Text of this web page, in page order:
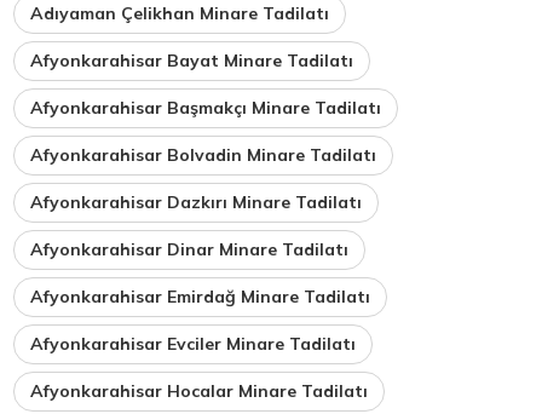
Adıyaman Çelikhan Minare Tadilatı
Afyonkarahisar Bayat Minare Tadilatı
Afyonkarahisar Başmakçı Minare Tadilatı
Afyonkarahisar Bolvadin Minare Tadilatı
Afyonkarahisar Dazkırı Minare Tadilatı
Afyonkarahisar Dinar Minare Tadilatı
Afyonkarahisar Emirdağ Minare Tadilatı
Afyonkarahisar Evciler Minare Tadilatı
Afyonkarahisar Hocalar Minare Tadilatı